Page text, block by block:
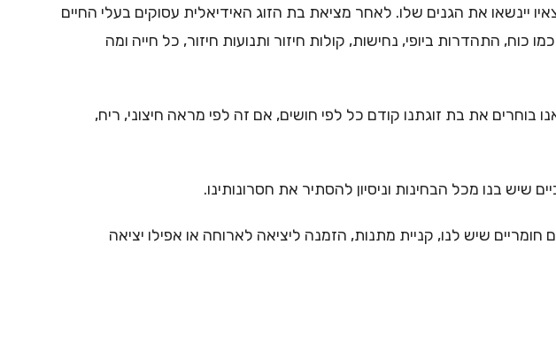
יינשאו את הגנים שלו. לאחר מציאת בת הזוג האידיאלית עסוקים בעלי החיים
התהדרות ביופי, נחישות, קולות חיזור ותנועות חיזור, כל חייה ומה
את בת זוגתנו קודם כל לפי חושים, אם זה לפי מראה חיצוני, ריח,
בנו מכל הבחינות וניסיון להסתיר את חסרונותינו.
שיש לנו, קניית מתנות, הזמנה ליציאה לארוחה או אפילו יציאה